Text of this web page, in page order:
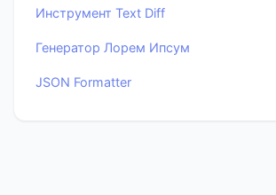
Инструмент Text Diff
Генератор Лорем Ипсум
JSON Formatter